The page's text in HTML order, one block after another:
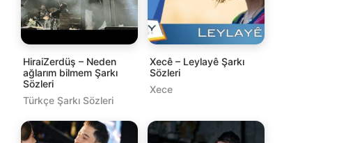
HiraiZerdüş – Neden
ağlarım bilmem Şarkı
Sözleri
Türkçe Şarkı Sözleri
Xecê – Leylayê Şarkı
Sözleri
Xece